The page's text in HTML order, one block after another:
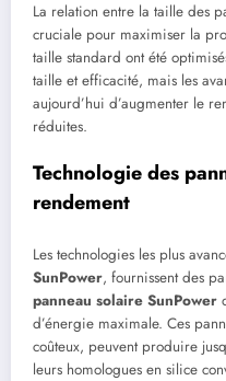
La relation entre la taille des
cruciale pour maximiser la
taille standard ont été
taille et efficacité, mais les
aujourd’hui d’augmenter le
réduites.
Technologie des
rendement
Les technologies les plus
SunPower, fournissent des
panneau solaire SunPower
d’énergie maximale. Ces
coûteux, peuvent produire
leurs homologues en silice